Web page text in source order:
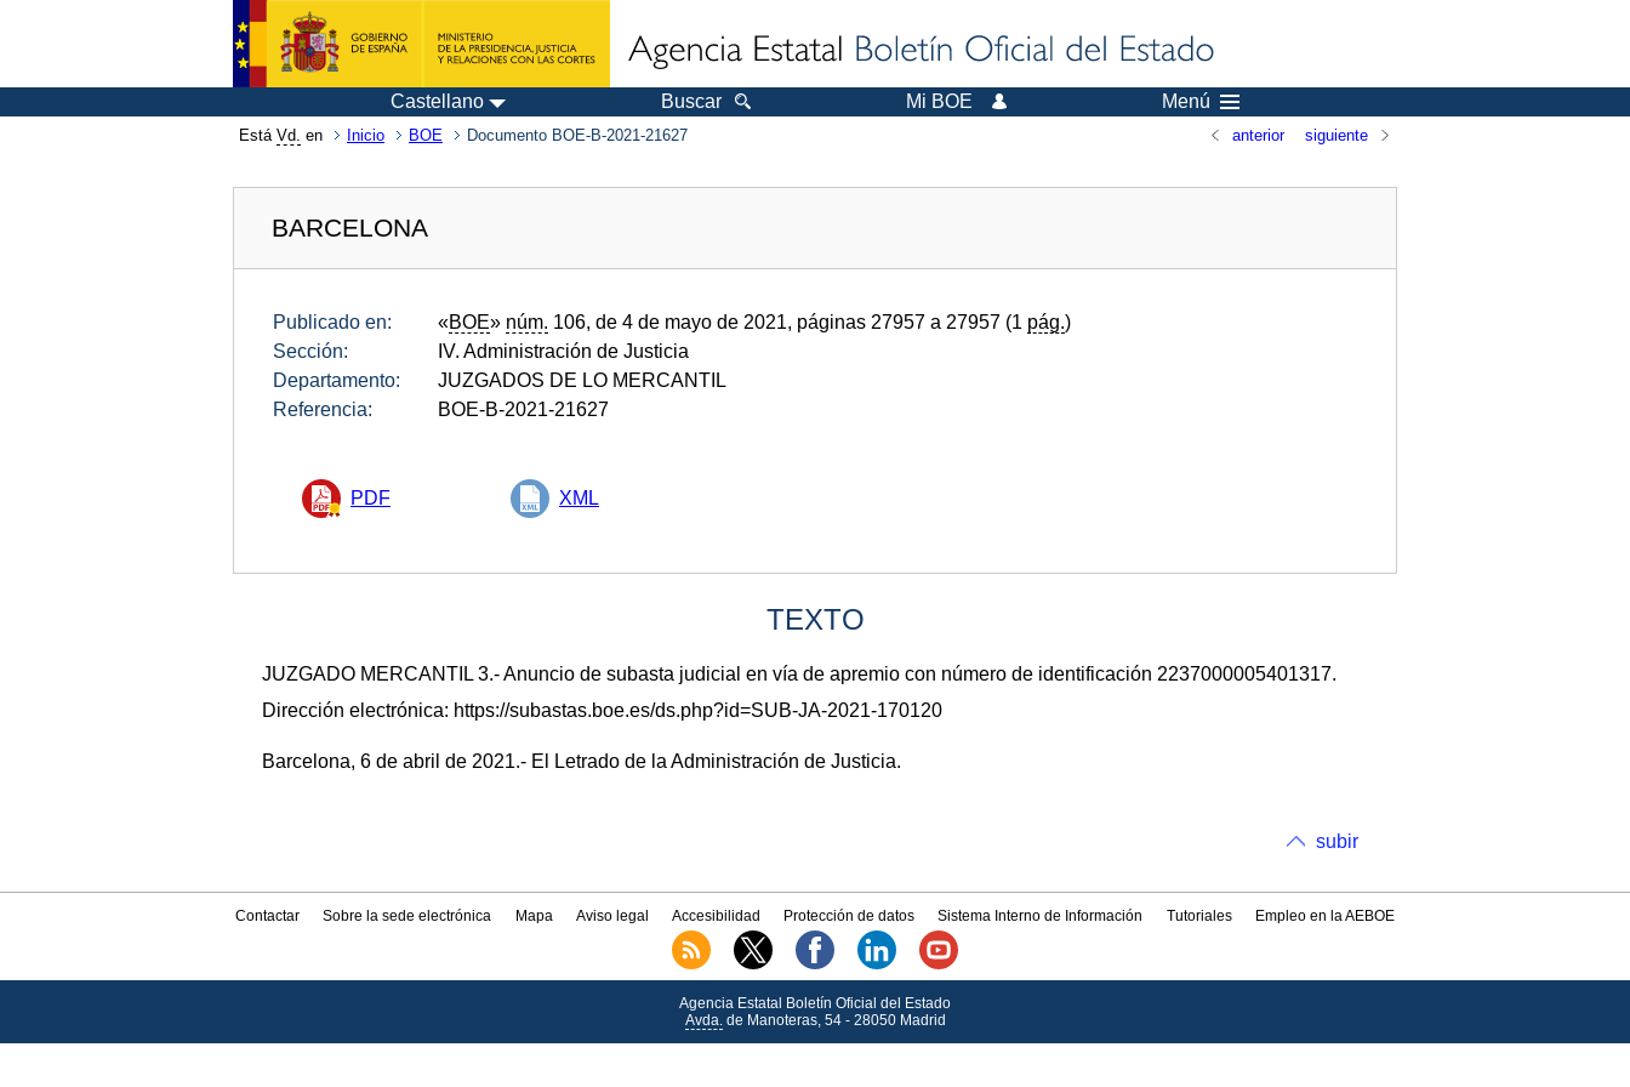
Castellano Buscar Mi BOE Menú
Está Vd. en Inicio BOE Documento BOE-B-2021-21627 anterior siguiente
BARCELONA
Publicado en: «BOE» núm. 106, de 4 de mayo de 2021, páginas 27957 a 27957 (1 pág.)
Sección:
IV. Administración de Justicia
Departamento:
JUZGADOS DE LO MERCANTIL
Referencia:
BOE-B-2021-21627
PDF XML
TEXTO
JUZGADO MERCANTIL 3.- Anuncio de subasta judicial en vía de apremio con número de identificación 2237000005401317.
Dirección electrónica: https://subastas.boe.es/ds.php?id=SUB-JA-2021-170120
Barcelona, 6 de abril de 2021.- El Letrado de la Administración de Justicia.
subir
Contactar Sobre la sede electrónica Mapa Aviso legal Accesibilidad Protección de datos Sistema Interno de Información Tutoriales Empleo en la AEBOE
Agencia Estatal Boletín Oficial del Estado
Avda.de Manoteras, 54 - 28050 Madrid